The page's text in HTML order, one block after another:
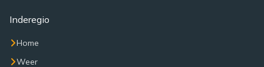
Inderegio
Home
Weer